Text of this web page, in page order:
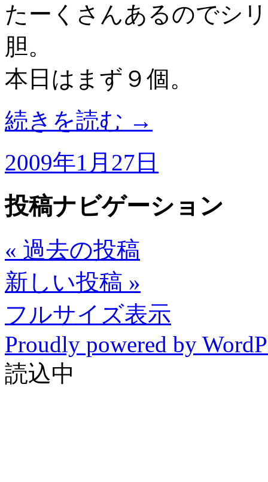
たーくさんあるのでシ
胆。
本日はまず９個。
続きを読む →
2009年1月27日
投稿ナビゲーション
« 過去の投稿
新しい投稿 »
フルサイズ表示
Proudly powered by
読込中